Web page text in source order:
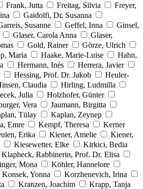
Frank, Jutta Freitag, Silvia
Freyer,
Gaidolfi, Dr. Susanna
Susanne Geffel, Inna
Ginsel,
Glaser, Carola Anna
Glaser,
Gold, Rainer
Görze, Ulrich
Maria Haake, Marie-Luise
Hahn,
Hermann, Inés
Herrera, Javier
Hessing, Prof. Dr. Jakob
Heuler-
Claudia
Hirling, Ludmilla
Julia
Holzhofer, Günter
Vera
Jaumann, Birgitta
Tülay
Kaplan, Zeynep
Emre Kempf, Theresa
Kerner
Erika Kiener, Amelie
Kiener,
Kiesewetter, Elke
Kirkici, Bedia
Klapheck, Rabbinerin, Prof. Dr. Elisa
Mona
Köhler, Hannelore
Konsek, Yonna
Korzhenevich, Irina
Kranzen, Joachim
Krapp, Tanja